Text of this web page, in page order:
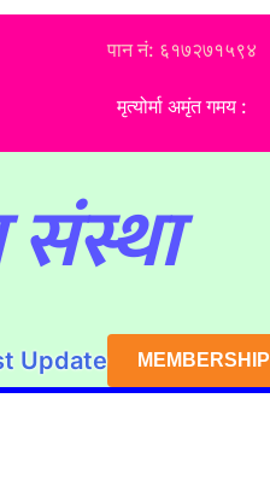
पान नं: ६१७२७१५९४
मृत्योर्मा अमृंत गमय :
संस्था
Update MEMBERSHIP